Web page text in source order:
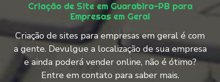
Criação de Site em Guarabira-PB para
Empresas em Geral
Criação de sites para empresas em geral é com
a gente. Devulgue a localização de sua empresa
e ainda poderá vender online, não é ótimo?
Entre em contato para saber mais.